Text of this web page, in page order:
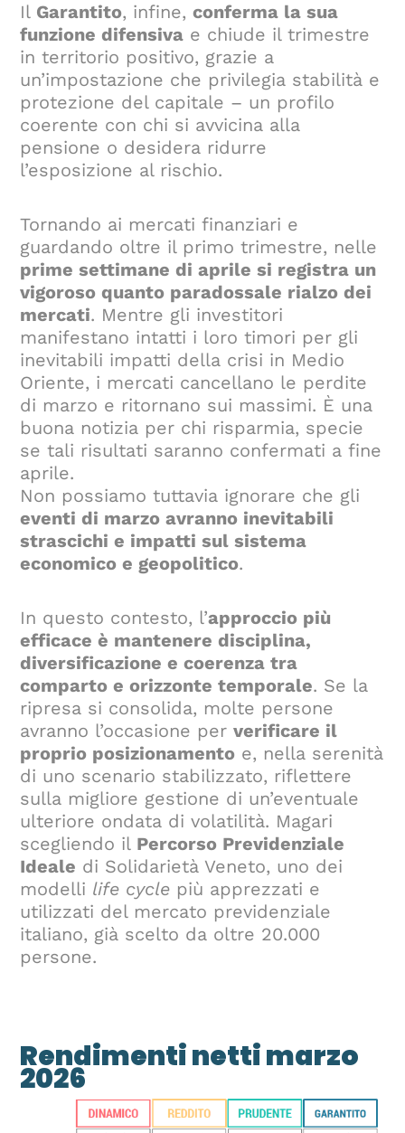
Il Garantito, infine,conferma la sua
funzione difensiva e chiude il trimestre
in territorio positivo, grazie a
un’impostazione che privilegia stabilità e
protezione del capitale – un profilo
coerente con chi si avvicina alla
pensione o desidera ridurre
l’esposizione al rischio.
Tornando ai mercati finanziari e
guardando oltre il primo trimestre, nelle
prime settimane di aprile si registra un
vigoroso quanto paradossale rialzo dei
mercati. Mentre gli investitori
manifestano intatti i loro timori per gli
inevitabili impatti della crisi in Medio
Oriente, i mercati cancellano le perdite
di marzo e ritornano sui massimi. È una
buona notizia per chi risparmia, specie
se tali risultati saranno confermati a fine
aprile.
Non possiamo tuttavia ignorare che gli
eventi di marzo avranno inevitabili
strascichi e impatti sul sistema
economico e geopolitico.
In questo contesto, l’approccio più
efficace è mantenere disciplina,
diversificazione e coerenza tra
comparto e orizzonte temporale. Se la
ripresa si consolida, molte persone
avranno l’occasione perverificare il
proprio posizionamento e, nella serenità
di uno scenario stabilizzato, riflettere
sulla migliore gestione di un’eventuale
ulteriore ondata di volatilità. Magari
scegliendo il Percorso Previdenziale
Ideale di Solidarietà Veneto, uno dei
modelli life cycle più apprezzati e
utilizzati del mercato previdenziale
italiano, già scelto da oltre 20.000
persone.
Rendimenti netti marzo
2026